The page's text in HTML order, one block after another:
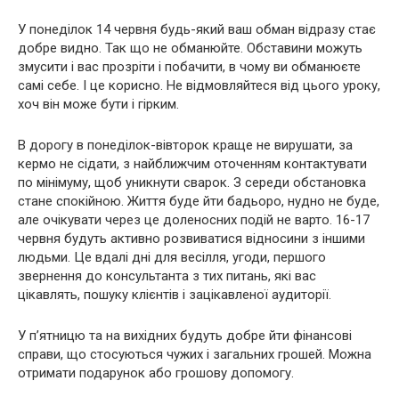
У понеділок 14 червня будь-який ваш обман відразу стає
добре видно. Так що не обманюйте. Обставини можуть
змусити і вас прозріти і побачити, в чому ви обманюєте
самі себе. І це корисно. Не відмовляйтеся від цього уроку,
хоч він може бути і гірким.
В дорогу в понеділок-вівторок краще не вирушати, за
кермо не сідати, з найближчим оточенням контактувати
по мінімуму, щоб уникнути сварок. З середи обстановка
стане спокійною. Життя буде йти бадьоро, нудно не буде,
але очікувати через це доленосних подій не варто. 16-17
червня будуть активно розвиватися відносини з іншими
людьми. Це вдалі дні для весілля, угоди, першого
звернення до консультанта з тих питань, які вас
цікавлять, пошуку клієнтів і зацікавленої аудиторії.
У п’ятницю та на вихідних будуть добре йти фінансові
справи, що стосуються чужих і загальних грошей. Можна
отримати подарунок або грошову допомогу.